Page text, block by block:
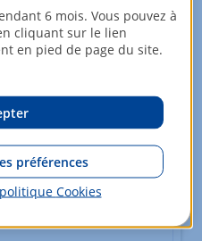
extrêmement peu performant
6 mois. Vous pouvez à
cliquant sur le lien
en pied de page du site.
préférences
Cookies